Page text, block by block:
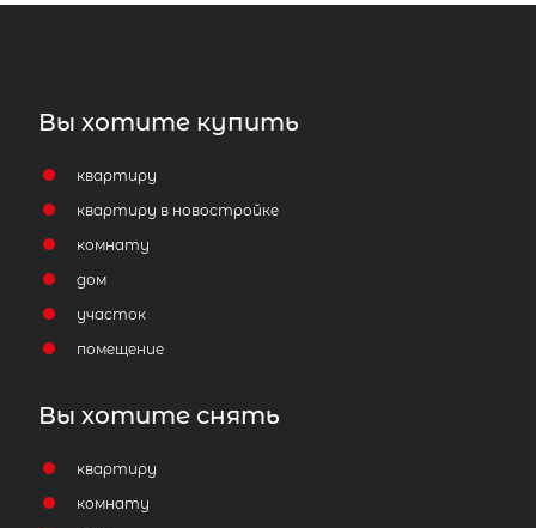
Затрудняетесь с выбором?
Вы хотите купить
квартиру
квартиру в новостройке
комнату
дом
участок
помещение
Вы хотите снять
квартиру
комнату